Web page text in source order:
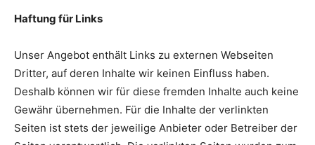
Haftung für Links
Unser Angebot enthält Links zu externen Webseiten
Dritter, auf deren Inhalte wir keinen Einfluss haben.
Deshalb können wir für diese fremden Inhalte auch keine
Gewähr übernehmen. Für die Inhalte der verlinkten
Seiten ist stets der jeweilige Anbieter oder Betreiber der